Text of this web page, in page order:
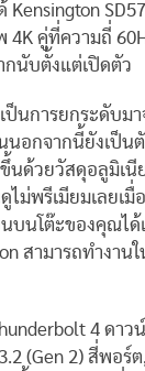
คู่ที่ความถี่
กนับตั้งแต่เปิดตัว
นการยกระดับม
อกจากนี้ยังเป็น
นด้วยวัสดุอลูมิเ
ม่พรีเมียมเลย
นโต๊ะของคุณไ
สามารถทำงา
4 ดา
(Gen 2) สี่พอร์